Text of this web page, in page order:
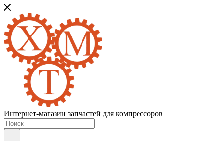
Интернет-магазин запчастей для компрессоров